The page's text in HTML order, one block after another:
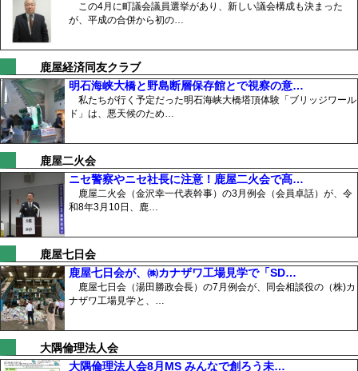
この4月に町議会議員選挙があり、新しい議会構成も決まった
が、平成の合併から初の…
鹿屋経済同友クラブ
明石海峡大橋と野島断層保存館とで視察の意…
私たちが行く予定だった明石海峡大橋塔頂体験「ブリッジワール
ド」は、悪天候のため…
鹿屋二火会
ニセ警察やニセ社長に注意！鹿屋二火会で髙…
鹿屋二火会（金沢幸一代表幹事）の3月例会（会員卓話）が、令
和8年3月10日、鹿…
鹿屋七日会
鹿屋七日会が、㈱カナザワ工場見学で「SD…
鹿屋七日会（湯田勝政会長）の7月例会が、同会相談役の（株)カ
ナザワ工場見学と、…
大隅倫理法人会
大隅倫理法人会8月MS みんなで創ろう未…